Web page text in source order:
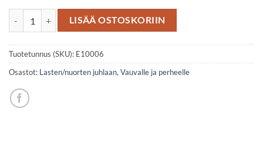
Hempeä vaaleanpunasävyinen kimppu määrä
LISÄÄ OSTOSKORIIN
Tuotetunnus (SKU): E10006
Osastot: Lasten/nuorten juhlaan, Vauvalle ja perheelle